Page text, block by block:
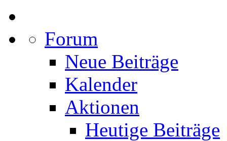
Forum
Neue Beiträge
Kalender
Aktionen
Heutige Beiträge